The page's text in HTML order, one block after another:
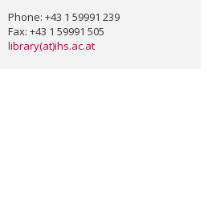
Phone: +43 1 59991 239
Fax: +43 1 59991 505
library(at)ihs.ac.at